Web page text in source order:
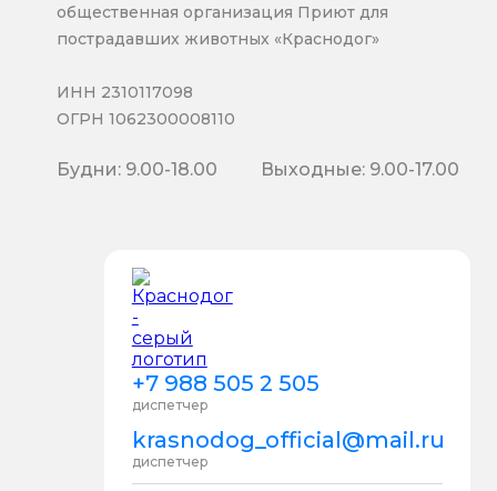
+7 988 505 2 505
диспетчер
krasnodog_official@mail.ru
диспетчер
общественная организация Приют для
пострадавших животных «Краснодог»
ИНН 2310117098
ОГРН 1062300008110
Будни: 9.00-18.00 Выходные: 9.00-17.00